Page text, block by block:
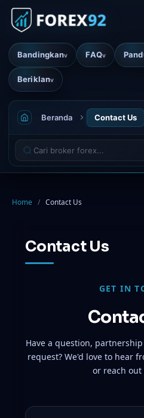
Bandingkanv FAQv
Beriklanv
Beranda Contact Us
Home / Contact Us
Contact Us
GET IN
Have a question,
request? We'd love to hear
or reach out